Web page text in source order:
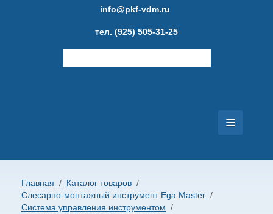
info@pkf-vdm.ru
тел. (925) 505-31-25
≡
Каталог товаров
Новости
Главная / Каталог товаров /
Слесарно-монтажный инструмент Ega Master /
Система управления инструментом /